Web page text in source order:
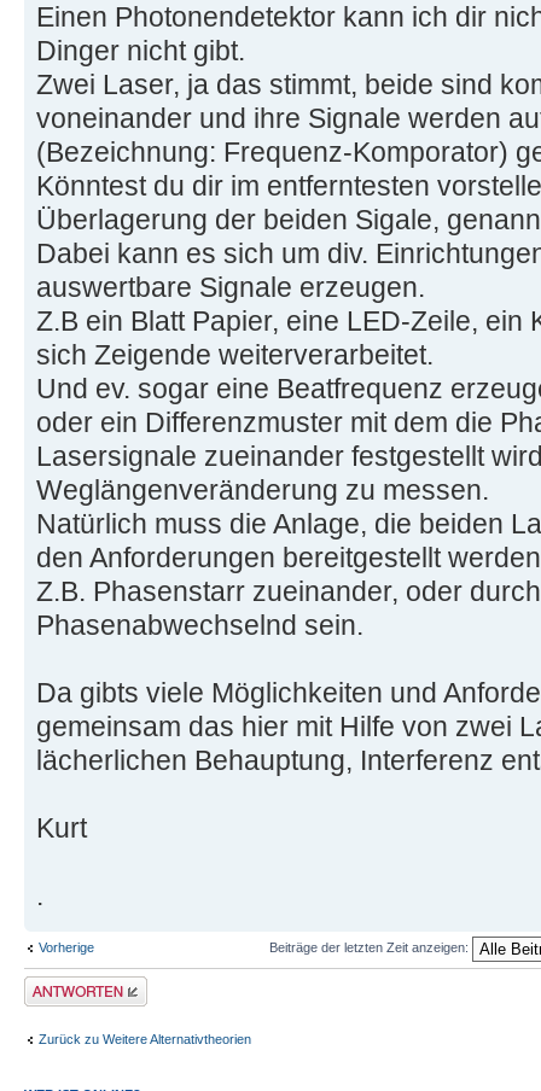
Einen Photonendetektor kann ich dir
Dinger nicht gibt.
Zwei Laser, ja das stimmt, beide sind
voneinander und ihre Signale werden
(Bezeichnung: Frequenz-Komporator)
Könntest du dir im entferntesten
Überlagerung der beiden Sigale,
Dabei kann es sich um div.
auswertbare Signale erzeugen.
Z.B ein Blatt Papier, eine LED-Zeile, ein
sich Zeigende weiterverarbeitet.
Und ev. sogar eine Beatfrequenz
oder ein Differenzmuster mit dem die
Lasersignale zueinander festgestellt
Weglängenveränderung zu messen.
Natürlich muss die Anlage, die beiden
den Anforderungen bereitgestellt
Z.B. Phasenstarr zueinander, oder
Phasenabwechselnd sein.
Da gibts viele Möglichkeiten und
gemeinsam das hier mit Hilfe von zwei
lächerlichen Behauptung, Interferenz
Kurt
.
Vorherige Beiträge der letzten Zeit anzeigen:
Antwort erstellen
Zurück zu Weitere Alternativtheorien